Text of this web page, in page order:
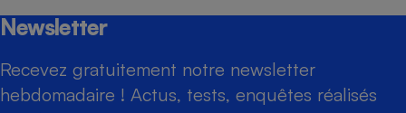
Newsletter
Recevez gratuitement notre newsletter
hebdomadaire ! Actus, tests, enquêtes réalisés